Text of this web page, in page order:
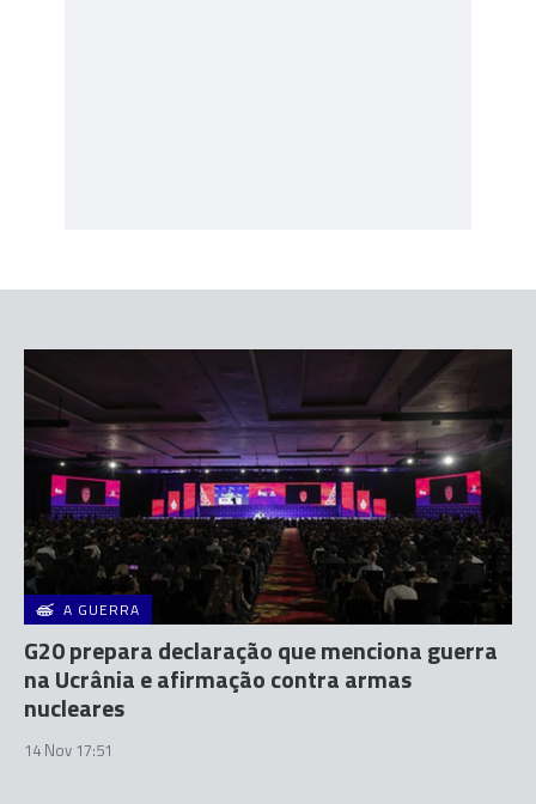
A GUERRA
G20 prepara declaração que menciona guerra
na Ucrânia e afirmação contra armas
nucleares
14 Nov 17:51